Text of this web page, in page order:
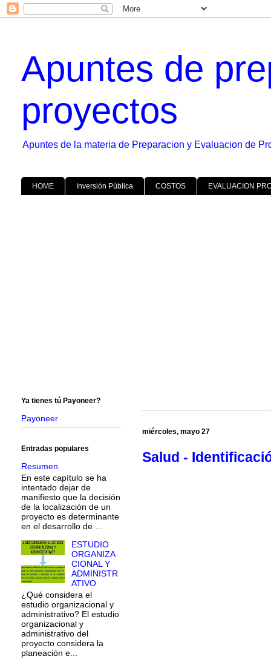
Apuntes de
proyectos
Apuntes de la materia de Preparacion y Evaluacion de
HOME Inversión Pública COSTOS EVALUACION
miércoles, mayo 27
Salud -
Ya tienes tú Payoneer?
Payoneer
Entradas populares
Resumen
En este capítulo se ha
intentado dejar de
manifiesto que la decisión
de la localización de un
proyecto es determinante
en el desarrollo de ...
ESTUDIO
ORGANIZA
CIONAL Y
ADMINISTR
ATIVO
¿Qué considera el
estudio organizacional y
administrativo? El estudio
organizacional y
administrativo del
proyecto considera la
planeación e...